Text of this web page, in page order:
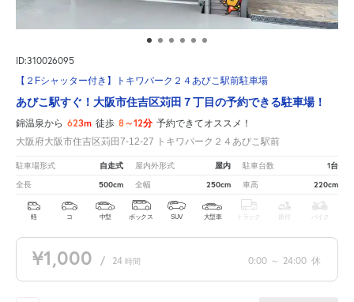
ID:310026095
【２Fシャッター付き】トキワパーク２４あびこ駅前駐車場
あびこ駅すぐ！大阪市住吉区苅田７丁目の予約できる駐車場！
錦温泉から 623m 徒歩 8～12分 予約できてオススメ！
大阪府大阪市住吉区苅田7-12-27 トキワパーク２４あびこ駅前
駐車場形式 自走式 屋内外形式 屋内 駐車台数 1台
全長 500cm 全幅 250cm 車高 220cm
軽 コ 中型 ボックス SUV 大型車 トラック 原付 バイク
¥1,000 / 24 時間 0:00 ～ 24:00 休